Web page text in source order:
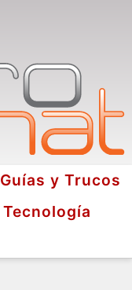
Guías y Trucos
Tecnología